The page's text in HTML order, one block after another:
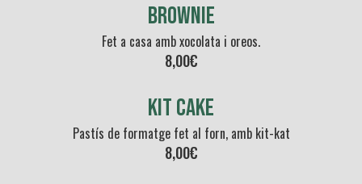
BROWNIE
Fet a casa amb xocolata i oreos.
8,00€
kit cake
Pastís de formatge fet al forn, amb kit-kat
8,00€